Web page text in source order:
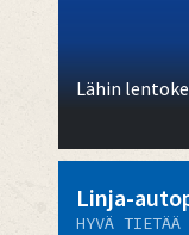
Lähin
Linja-
HYVÄ TIETÄÄ